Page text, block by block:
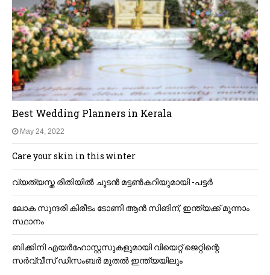
Best Wedding Planners in Kerala
May 24, 2022
Care your skin in this winter
വ്യത്യസ്ത രീതിയിൽ ചൂടൻ മട്ടൺകറിയുമായി -പട്ടർ
ലോക സുന്ദരി കിരീടം ടോണി ആൻ സിങിന്; ഇന്ത്യക്ക് മൂന്നാം
സ്ഥാനം
ബിക്കിനി എയര്‍ഹോസ്റ്റസുകളുമായി വിയെറ്റ്‌ ജെറ്റിന്റെ
സര്‍വ്വീസ് ഡിസംബർ മുതൽ ഇന്ത്യയിലും